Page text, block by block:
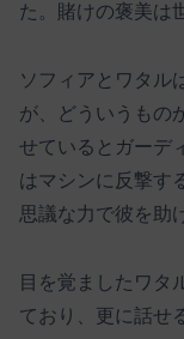
た。賭けの褒美は
ソフィアとワタル
が、どういうもの
せているとガーデ
はマシンに反撃す
思議な力で彼を助
目を覚ましたワタ
ており、更に話せ